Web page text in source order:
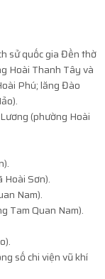
sử quốc gia Đền thờ
Hoài Thanh Tây và
Phú; lăng Đào
(phường Hoài
Hoài Sơn).
Nam).
Tam Quan Nam).
số chi viện vũ khí